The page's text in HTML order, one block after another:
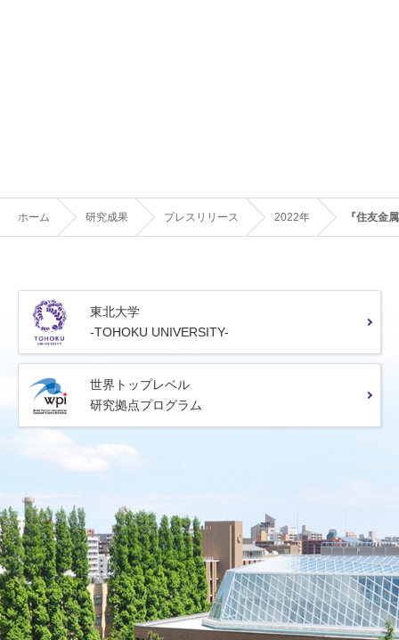
ホーム 研究成果 プレスリリース 2022年 『住友金
東北大学
-TOHOKU UNIVERSITY-
世界トップレベル
研究拠点プログラム